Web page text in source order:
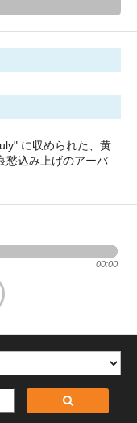
に収められた、黄
込み上げのアーバ
00:00